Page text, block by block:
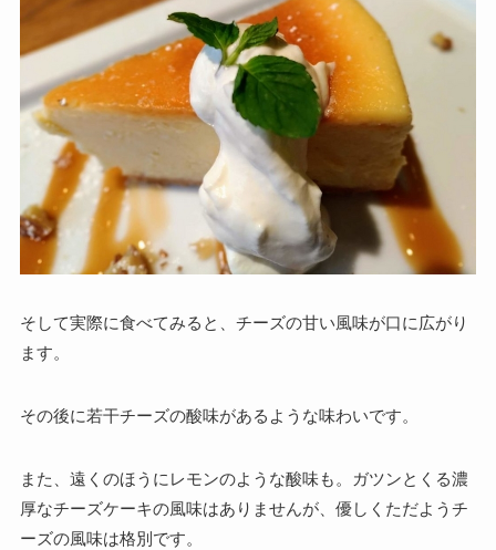
そして実際に食べてみると、チーズの甘い風味が口に広がり
ます。
その後に若干チーズの酸味があるような味わいです。
また、遠くのほうにレモンのような酸味も。ガツンとくる濃
厚なチーズケーキの風味はありませんが、優しくただようチ
ーズの風味は格別です。